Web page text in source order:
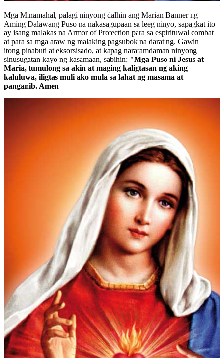
Mga Minamahal, palagi ninyong dalhin ang Marian Banner ng
Aming Dalawang Puso na nakasagupaan sa leeg ninyo, sapagkat ito
ay isang malakas na Armor of Protection para sa espirituwal combat
at para sa mga araw ng malaking pagsubok na darating. Gawin
itong pinabuti at eksorsisado, at kapag nararamdaman ninyong
sinusugatan kayo ng kasamaan, sabihin: "Mga Puso ni Jesus at
Maria, tumulong sa akin at maging kaligtasan ng aking
kaluluwa, iligtas muli ako mula sa lahat ng masama at
panganib. Amen